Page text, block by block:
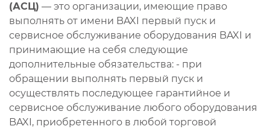
(АСЦ) — это организации, имеющие право
выполнять от имени BAXI первый пуск и
сервисное обслуживание оборудования BAXI и
принимающие на себя следующие
дополнительные обязательства: - при
обращении выполнять первый пуск и
осуществлять последующее гарантийное и
сервисное обслуживание любого оборудования
BAXI, приобретенного в любой торговой